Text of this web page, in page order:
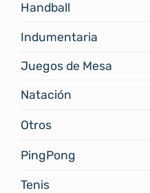
Handball
Indumentaria
Juegos de Mesa
Natación
Otros
PingPong
Tenis